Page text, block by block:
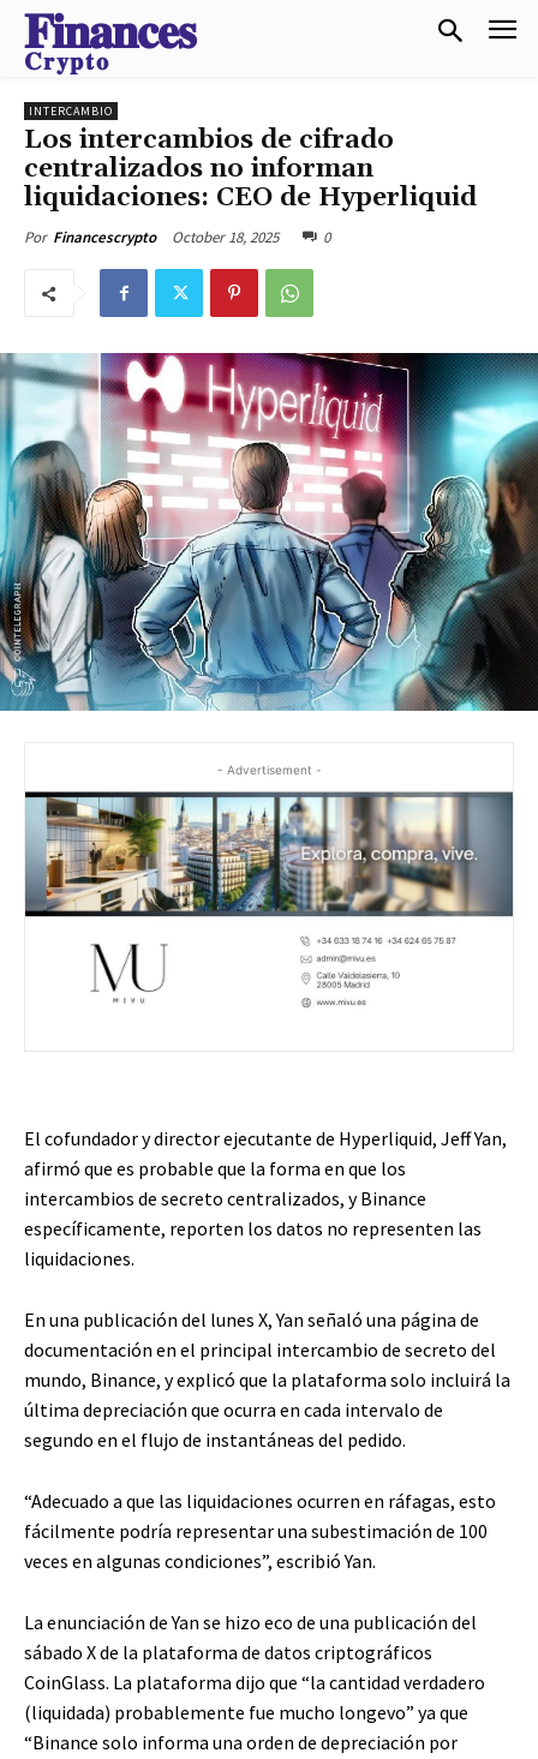
𝐅𝐢𝐧𝐚𝐧𝐜𝐞𝐬
𝐂𝐫𝐲𝐩𝐭𝐨
INTERCAMBIO
Los intercambios de cifrado
centralizados no informan
liquidaciones: CEO de Hyperliquid
Por Financescrypto October 18, 2025 0
- Advertisement -
El cofundador y director ejecutante de Hyperliquid, Jeff Yan,
afirmó que es probable que la forma en que los
intercambios de secreto centralizados, y Binance
específicamente, reporten los datos no representen las
liquidaciones.
En una publicación del lunes X, Yan señaló una página de
documentación en el principal intercambio de secreto del
mundo, Binance, y explicó que la plataforma solo incluirá la
última depreciación que ocurra en cada intervalo de
segundo en el flujo de instantáneas del pedido.
“Adecuado a que las liquidaciones ocurren en ráfagas, esto
fácilmente podría representar una subestimación de 100
veces en algunas condiciones”, escribió Yan.
La enunciación de Yan se hizo eco de una publicación del
sábado X de la plataforma de datos criptográficos
CoinGlass. La plataforma dijo que “la cantidad verdadero
(liquidada) probablemente fue mucho longevo” ya que
“Binance solo informa una orden de depreciación por